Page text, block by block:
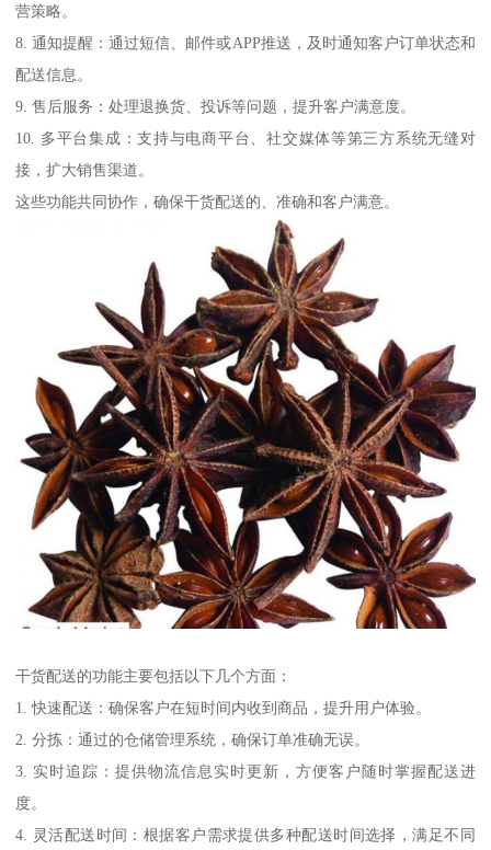
营策略。
8. 通知提醒：通过短信、邮件或APP推送，及时通知客户订单状态和
配送信息。
9. 售后服务：处理退换货、投诉等问题，提升客户满意度。
10. 多平台集成：支持与电商平台、社交媒体等第三方系统无缝对
接，扩大销售渠道。
这些功能共同协作，确保干货配送的、准确和客户满意。
干货配送的功能主要包括以下几个方面：
1. 快速配送：确保客户在短时间内收到商品，提升用户体验。
2. 分拣：通过的仓储管理系统，确保订单准确无误。
3. 实时追踪：提供物流信息实时更新，方便客户随时掌握配送进
度。
4. 灵活配送时间：根据客户需求提供多种配送时间选择，满足不同